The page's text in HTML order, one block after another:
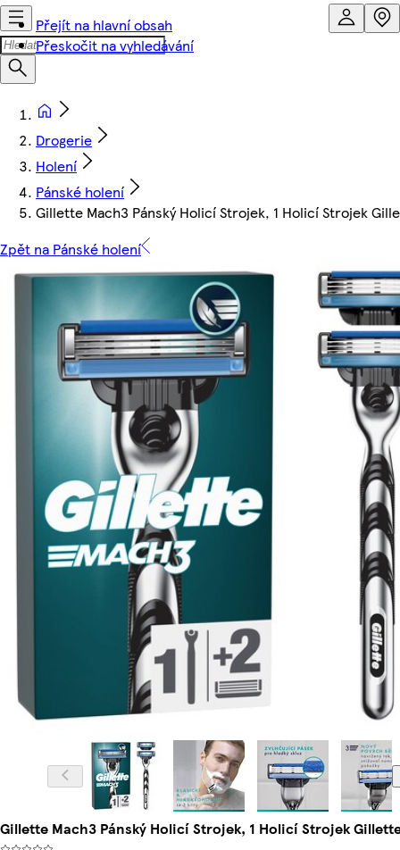
Přejít na hlavní obsah
Přeskočit na vyhledávání
Drogerie
Holení
Pánské holení
Gillette Mach3 Pánský Holicí Strojek, 1 Holicí Strojek
Zpět na Pánské holení
Gillette Mach3 Pánský Holicí Strojek, 1 Holicí Strojek